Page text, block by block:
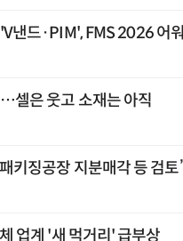
낸드·PIM', FMS 2026 어
셀은 웃고 소재는 아직
키징공장 지분매각 등 검토
업계 '새 먹거리' 급부상